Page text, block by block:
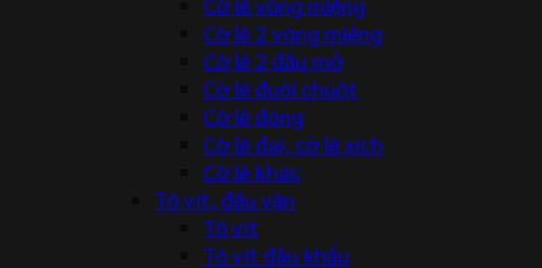
Cờ lê 2 vòng miệng
Cờ lê 2 đầu mở
Cờ lê đuôi chuột
Cờ lê đóng
Cờ lê đai, cờ lê xích
Cờ lê khác
Tô vít, đầu vặn
Tô vít
Tô vít đầu khẩu